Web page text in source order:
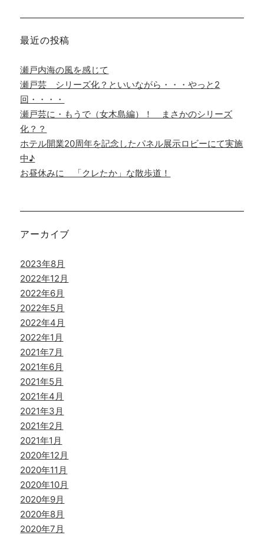
最近の投稿
瀬戸内海の風を感じて
瀬戸芸 シリーズ化？といいながら・・・やっと2
回・・・・
瀬戸芸に・もうで（女木島編）！ まさかのシリーズ
化？？
ホテル開業20周年を記念したパネル展示ロビーにて実施
中♪
お昼休みに 「クレたか」な散歩道！
アーカイブ
2023年8月
2022年12月
2022年6月
2022年5月
2022年4月
2022年1月
2021年7月
2021年6月
2021年5月
2021年4月
2021年3月
2021年2月
2021年1月
2020年12月
2020年11月
2020年10月
2020年9月
2020年8月
2020年7月